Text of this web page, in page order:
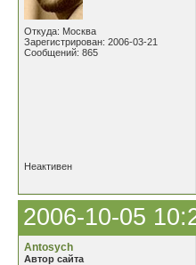
Откуда: Москва
Зарегистрирован: 2006-03-21
Сообщений: 865
Неактивен
2006-10-05
Antosych
Автор сайта